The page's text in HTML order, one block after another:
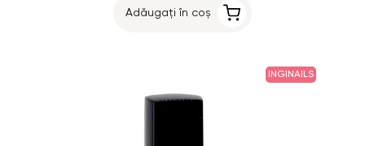
Adăugați în coș
INGINAILS